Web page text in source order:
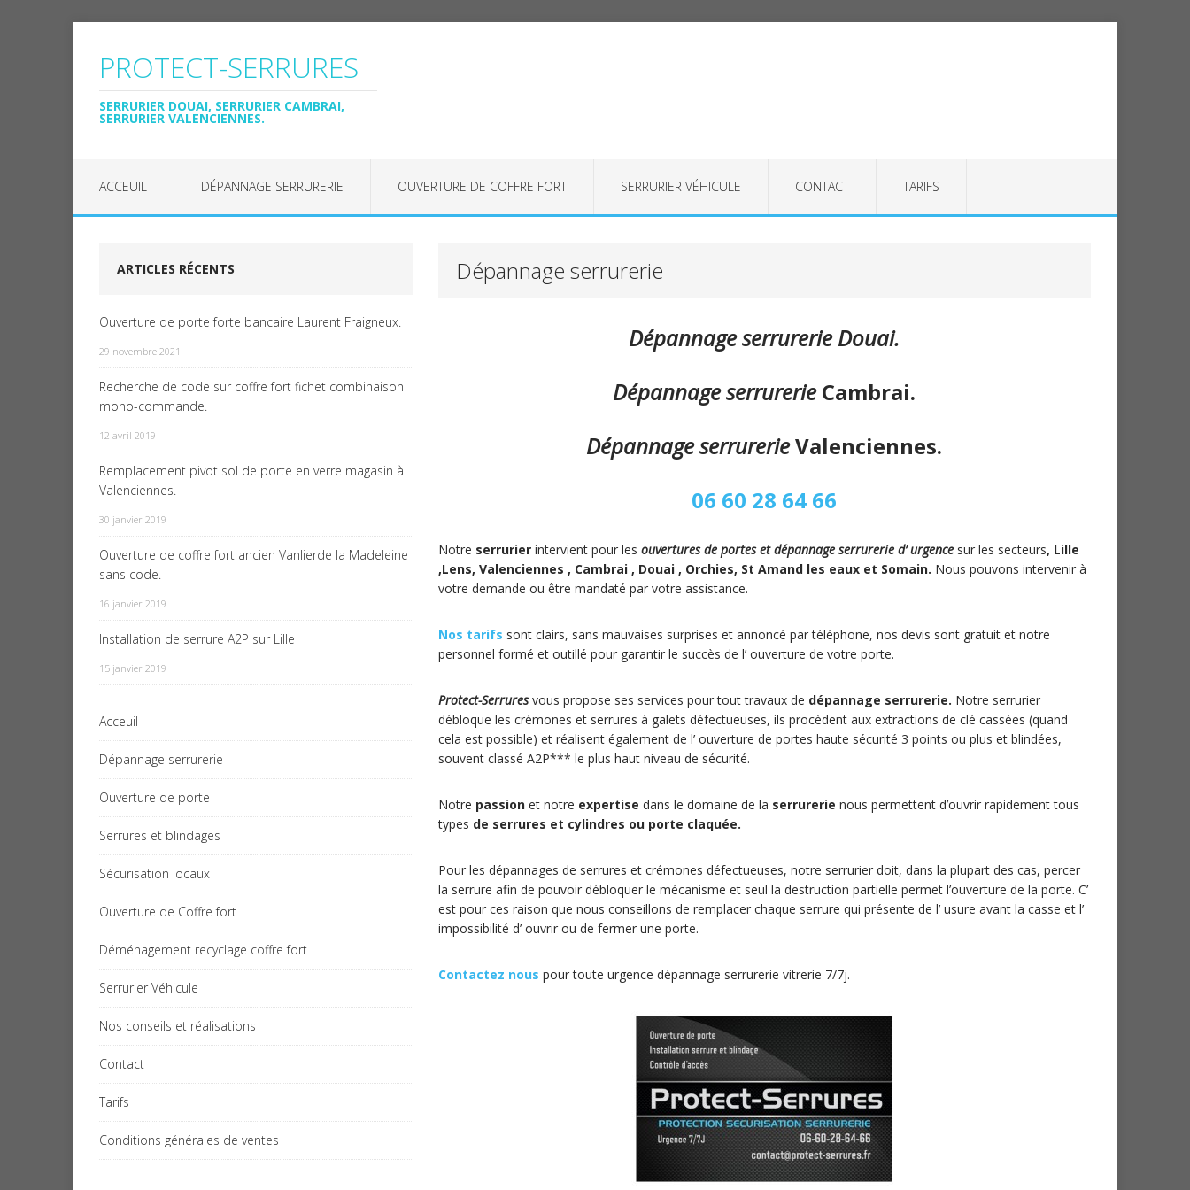
PROTECT-SERRURES
SERRURIER DOUAI, SERRURIER CAMBRAI,
SERRURIER VALENCIENNES.
ACCEUIL DÉPANNAGE SERRURERIE OUVERTURE DE COFFRE FORT SERRURIER VÉHICULE CONTACT TARIFS
Dépannage serrurerie
Dépannage serrurerie Douai.
Dépannage serrurerieCambrai.
Dépannage serrurerieValenciennes.
06 60 28 64 66
Notre serrurierintervient pour les ouvertures de portes et dépannage serrurerie d’ urgence sur les secteurs, Lille
,Lens, Valenciennes , Cambrai , Douai , Orchies, St Amand les eaux et Somain. Nous pouvons intervenir à
votre demande ou être mandaté par votre assistance.
Nos tarifs sont clairs, sans mauvaises surprises et annoncé par téléphone, nos devis sont gratuit et notre
personnel formé et outillé pour garantir le succès de l’ ouverture de votre porte.
Protect-Serruresvous propose ses services pour tout travaux de dépannage serrurerie. Notre serrurier
débloque les crémones et serrures à galets défectueuses, ils procèdent aux extractions de clé cassées (quand
cela est possible) et réalisent également de l’ ouverture de portes haute sécurité 3 points ou plus et blindées,
souvent classé A2P*** le plus haut niveau de sécurité.
Notre passionet notre expertise dans le domaine de la serrurerie nous permettent d’ouvrir rapidement tous
types de serrures et cylindres ou porte claquée.
Pour les dépannages de serrures et crémones défectueuses, notre serrurier doit, dans la plupart des cas, percer
la serrure afin de pouvoir débloquer le mécanisme et seul la destruction partielle permet l’ouverture de la porte. C’
est pour ces raison que nous conseillons de remplacer chaque serrure qui présente de l’ usure avant la casse et l’
impossibilité d’ ouvrir ou de fermer une porte.
Contactez nous pour toute urgence dépannage serrurerie vitrerie 7/7j.
ARTICLES RÉCENTS
Ouverture de porte forte bancaire Laurent Fraigneux.
29 novembre 2021
Recherche de code sur coffre fort fichet combinaison
mono-commande.
12 avril 2019
Remplacement pivot sol de porte en verre magasin à
Valenciennes.
30 janvier 2019
Ouverture de coffre fort ancien Vanlierde la Madeleine
sans code.
16 janvier 2019
Installation de serrure A2P sur Lille
15 janvier 2019
Acceuil
Dépannage serrurerie
Ouverture de porte
Serrures et blindages
Sécurisation locaux
Ouverture de Coffre fort
Déménagement recyclage coffre fort
Serrurier Véhicule
Nos conseils et réalisations
Contact
Tarifs
Conditions générales de ventes